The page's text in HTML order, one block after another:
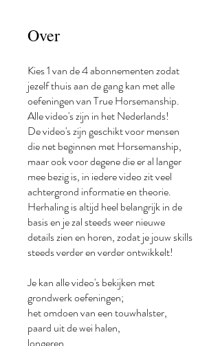
Over
Kies 1 van de 4 abonnementen zodat
jezelf thuis aan de gang kan met alle
oefeningen van True Horsemanship.
Alle video's zijn in het Nederlands!
De video's zijn geschikt voor mensen
die net beginnen met Horsemanship,
maar ook voor degene die er al langer
mee bezig is, in iedere video zit veel
achtergrond informatie en theorie.
Herhaling is altijd heel belangrijk in de
basis en je zal steeds weer nieuwe
details zien en horen, zodat je jouw skills
steeds verder en verder ontwikkelt!
Je kan alle video's bekijken met
grondwerk oefeningen;
het omdoen van een touwhalster,
paard uit de wei halen,
longeren,